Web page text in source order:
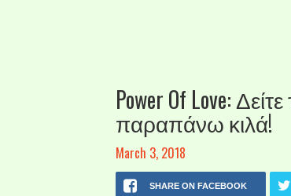
Power Of Love:
παραπάνω κιλά!
March 3, 2018
SHARE ON FACEBOOK